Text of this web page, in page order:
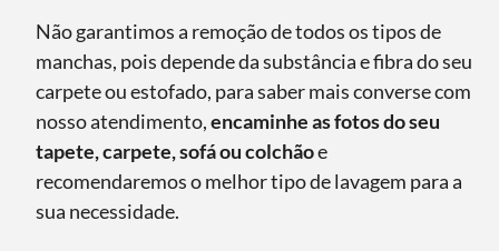
Não garantimos a remoção de todos os tipos de
manchas, pois depende da substância e fibra do seu
carpete ou estofado, para saber mais converse com
nosso atendimento,encaminhe as fotos do seu
tapete, carpete, sofá ou colchãoe
recomendaremos o melhor tipo de lavagem para a
sua necessidade.